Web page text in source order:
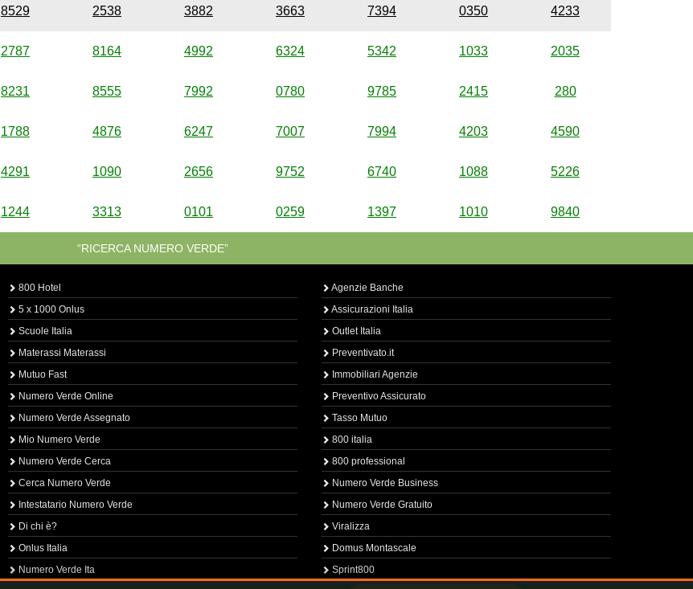
8529 2538 3882 3663 7394 0350 4233
2787 8164 4992 6324 5342 1033 2035
8231 8555 7992 0780 9785 2415 280
1788 4876 6247 7007 7994 4203 4590
4291 1090 2656 9752 6740 1088 5226
1244 3313 0101 0259 1397 1010 9840
“RICERCA NUMERO VERDE”
800 Hotel
5 x 1000 Onlus
Scuole Italia
Materassi Materassi
Mutuo Fast
Numero Verde Online
Numero Verde Assegnato
Mio Numero Verde
Numero Verde Cerca
Cerca Numero Verde
Intestatario Numero Verde
Di chi è?
Onlus Italia
Numero Verde Ita
Agenzie Banche
Assicurazioni Italia
Outlet Italia
Preventivato.it
Immobiliari Agenzie
Preventivo Assicurato
Tasso Mutuo
800 italia
800 professional
Numero Verde Business
Numero Verde Gratuito
Viralizza
Domus Montascale
Sprint800